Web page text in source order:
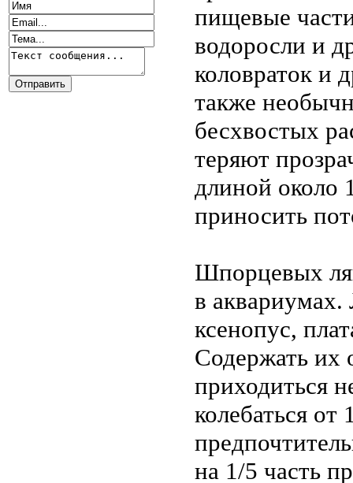
пищевые
водоросли и
коловраток и
также
бесхвостых
теряют
длиной около
приносить
Шпорцевых
в
ксенопус,
Содержать их
приходиться
колебаться
на 1/5 часть